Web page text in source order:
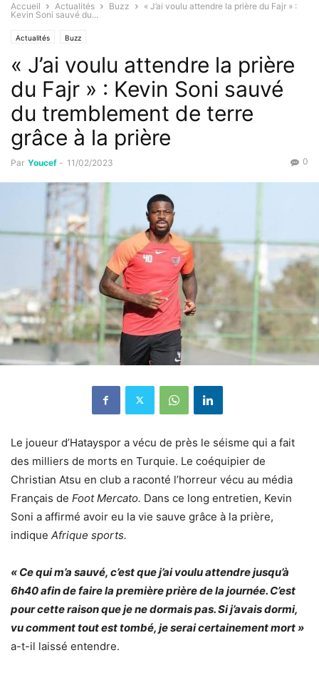
Accueil Actualités Buzz
« J’ai voulu attendre la prière du Fajr » :
Kevin Soni sauvé du...
Actualités Buzz
« J’ai voulu attendre la prière
du Fajr » : Kevin Soni sauvé
du tremblement de terre
grâce à la prière
Par Youcef - 11/02/2023 0
Le joueur d’Hatayspor a vécu de près le séisme qui a fait
des milliers de morts en Turquie. Le coéquipier de
Christian Atsu en club a raconté l’horreur vécu au média
Français de Foot Mercato. Dans ce long entretien, Kevin
Soni a affirmé avoir eu la vie sauve grâce à la prière,
indique Afrique sports.
« Ce qui m’a sauvé, c’est que j’ai voulu attendre jusqu’à
6h40 afin de faire la première prière de la journée. C’est
pour cette raison que je ne dormais pas. Si j’avais dormi,
vu comment tout est tombé, je serai certainement mort »
a-t-il laissé entendre.